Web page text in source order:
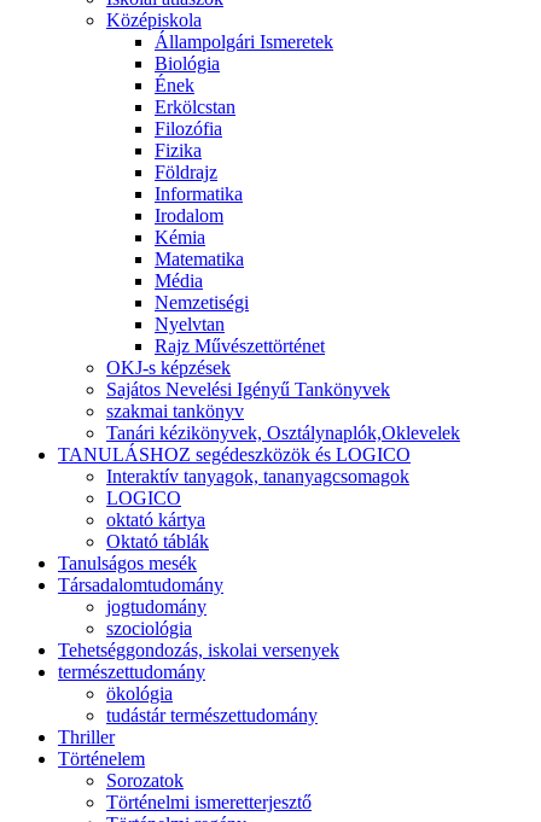
Középiskola
Állampolgári Ismeretek
Biológia
Ének
Erkölcstan
Filozófia
Fizika
Földrajz
Informatika
Irodalom
Kémia
Matematika
Média
Nemzetiségi
Nyelvtan
Rajz Művészettörténet
OKJ-s képzések
Sajátos Nevelési Igényű Tankönyvek
szakmai tankönyv
Tanári kézikönyvek, Osztálynaplók,Oklevelek
TANULÁSHOZ segédeszközök és LOGICO
Interaktív tanyagok, tananyagcsomagok
LOGICO
oktató kártya
Oktató táblák
Tanulságos mesék
Társadalomtudomány
jogtudomány
szociológia
Tehetséggondozás, iskolai versenyek
természettudomány
ökológia
tudástár természettudomány
Thriller
Történelem
Sorozatok
Történelmi ismeretterjesztő